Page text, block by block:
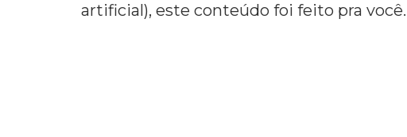
artificial), este conteúdo foi feito pra você.